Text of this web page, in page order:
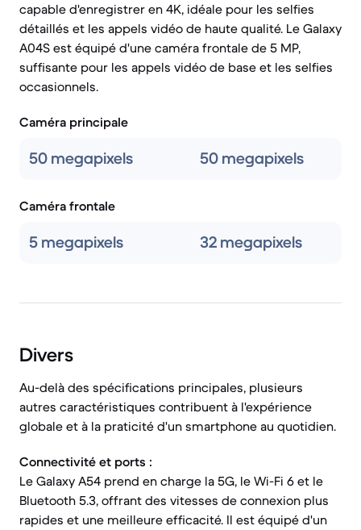
capable d'enregistrer en 4K, idéale pour les selfies
détaillés et les appels vidéo de haute qualité. Le Galaxy
A04S est équipé d'une caméra frontale de 5 MP,
suffisante pour les appels vidéo de base et les selfies
occasionnels.
Caméra principale
50 megapixels 50 megapixels
Caméra frontale
5 megapixels 32 megapixels
Divers
Au-delà des spécifications principales, plusieurs
autres caractéristiques contribuent à l'expérience
globale et à la praticité d'un smartphone au quotidien.
Connectivité et ports :
Le Galaxy A54 prend en charge la 5G, le Wi-Fi 6 et le
Bluetooth 5.3, offrant des vitesses de connexion plus
rapides et une meilleure efficacité. Il est équipé d'un